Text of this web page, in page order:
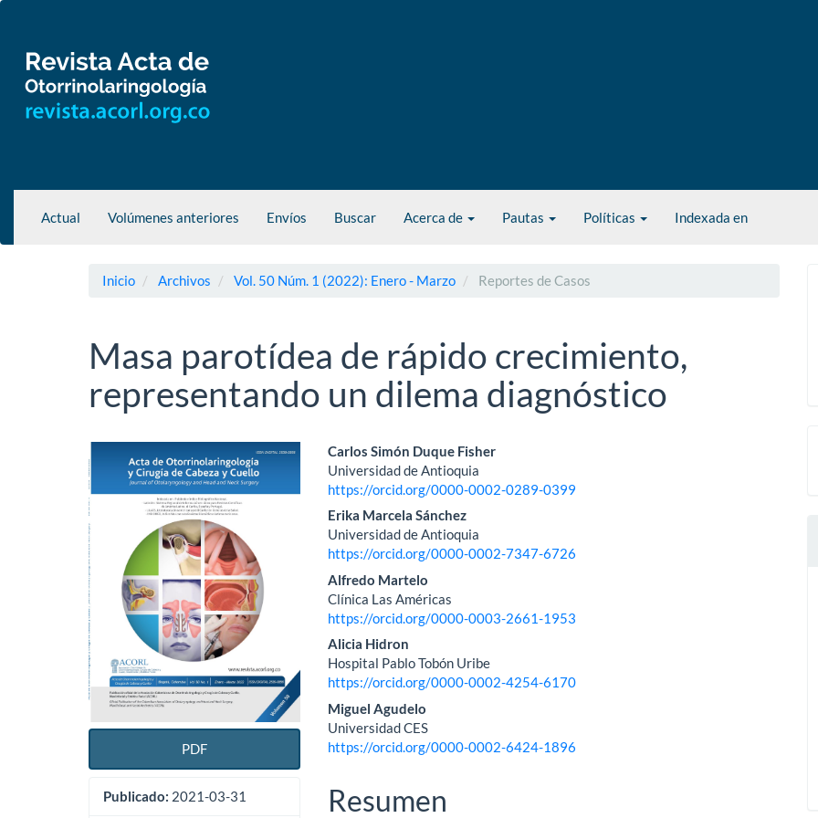
principal
Barra
lateral
Actual Volúmenes anteriores Envíos Buscar Acerca de Pautas Políticas Indexada en
Inicio Archivos Vol. 50 Núm. 1 (2022): Enero - Marzo Reportes de Casos
Masa parotídea de rápido crecimiento,
representando un dilema diagnóstico
Barra
lateral
del
artículo
PDF
Publicado: 2021-03-31
Contenido
principal
del
artículo
Carlos Simón Duque Fisher
Universidad de Antioquia
https://orcid.org/0000-0002-0289-0399
Erika Marcela Sánchez
Universidad de Antioquia
https://orcid.org/0000-0002-7347-6726
Alfredo Martelo
Clínica Las Américas
https://orcid.org/0000-0003-2661-1953
Alicia Hidron
Hospital Pablo Tobón Uribe
https://orcid.org/0000-0002-4254-6170
Miguel Agudelo
Universidad CES
https://orcid.org/0000-0002-6424-1896
Resumen